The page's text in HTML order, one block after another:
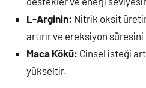
L-Arginin: Nitrik oksit
artırır ve ereksiyon süresini
Maca Kökü: Cinsel isteği
yükseltir.